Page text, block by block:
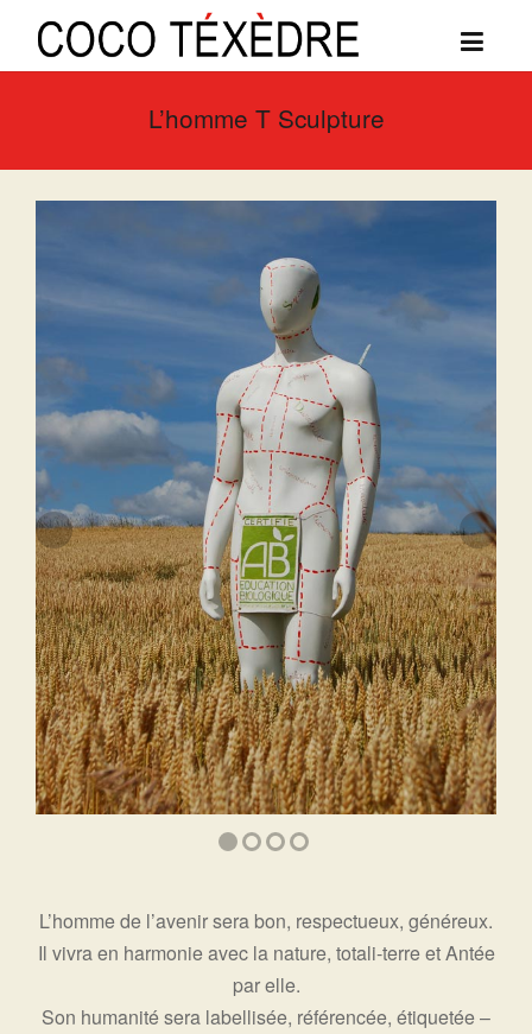
L’homme T Sculpture
L’homme de l’avenir sera bon, respectueux, généreux.
Il vivra en harmonie avec la nature, totali-terre et Antée
par elle.
Son humanité sera labellisée, référencée, étiquetée –